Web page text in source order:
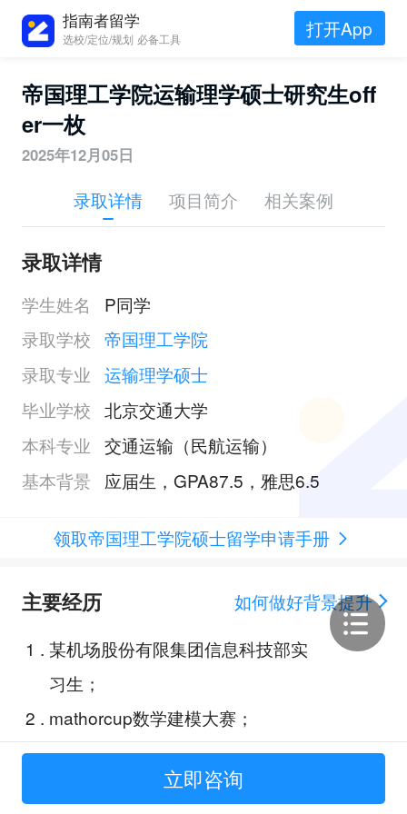
指南者留学
选校/定位/规划 必备工具 打开App
帝国理工学院运输理学硕士研究生off
er一枚
2025年12月05日
录取详情 项目简介 相关案例
录取详情
学生姓名
P同学
录取学校 帝国理工学院
录取专业 运输理学硕士
毕业学校 北京交通大学
本科专业 交通运输（民航运输）
基本背景
应届生，GPA87.5，雅思6.5
领取帝国理工学院硕士留学申请手册
主要经历
如何做好背景提升
1 . 某机场股份有限集团信息科技部实
习生；
2 . mathorcup数学建模大赛；
3.红外深度学习赋能隧道渗漏智能检
立即咨询